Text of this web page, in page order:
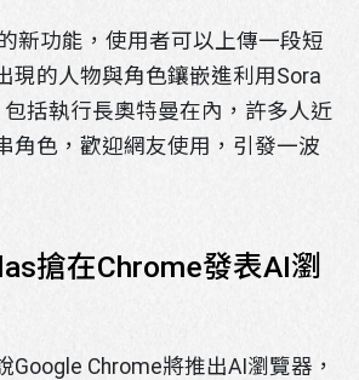
新功能，使用者可以上傳一段短
現的人物與角色鑲嵌進利用Sora
括執行長奧特曼在內，許多人近
角色，歡迎網友使用，引發一波
搶在Chrome發表AI瀏
Google Chrome將推出AI瀏覽器，